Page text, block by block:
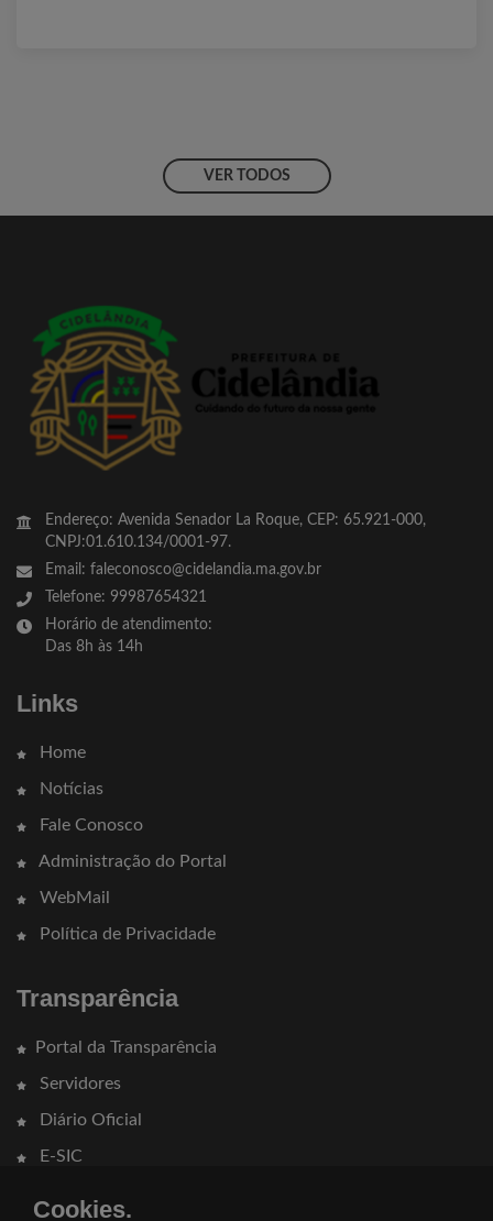
VER TODOS
Endereço: Avenida Senador La Roque, CEP: 65.921-000,
CNPJ:01.610.134/0001-97.
Email: faleconosco@cidelandia.ma.gov.br
Telefone: 99987654321
Horário de atendimento:
Das 8h às 14h
Links
Home
Notícias
Fale Conosco
Administração do Portal
WebMail
Política de Privacidade
Transparência
Portal da Transparência
Servidores
Diário Oficial
E-SIC
Cookies.